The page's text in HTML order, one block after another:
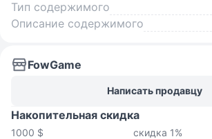
Тип содержимого
Описание содержимого
FowGame
Написать продавцу
Накопительная скидка
1000 $
скидка 1%